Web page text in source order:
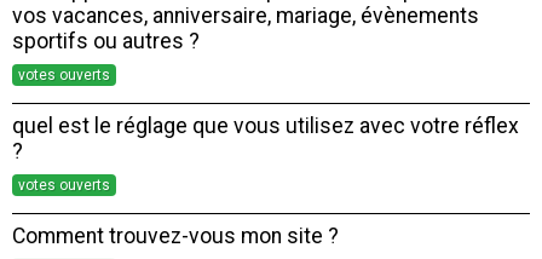
vos vacances, anniversaire, mariage, évènements
sportifs ou autres ?
votes ouverts
quel est le réglage que vous utilisez avec votre réflex
?
votes ouverts
Comment trouvez-vous mon site ?